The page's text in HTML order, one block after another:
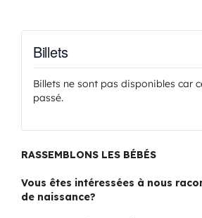
Billets
Billets ne sont pas disponibles car
passé.
RASSEMBLONS LES BÉBÉS
Vous êtes intéressées à nous r
de naissance?